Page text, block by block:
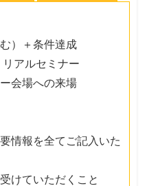
）＋条件達成
アルセミナー
会場への来場
情報を全てご記入いた
けていただくこと